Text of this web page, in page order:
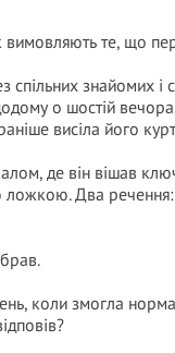
те, що
знайомих і
о шостій
висіла його
де він вішав
ложкою. Два
коли змогла